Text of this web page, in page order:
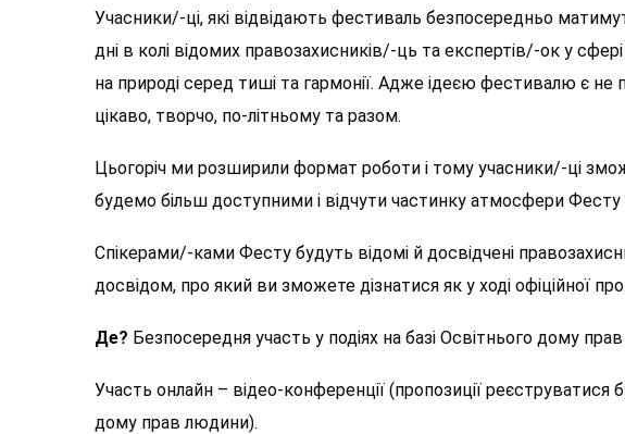
Учасники/-ці, які відвідають фестиваль безпосередньо
дні в колі відомих правозахисників/-ць та експертів/-ок у
на природі серед тиші та гармонії. Адже ідеєю фестивалю є
цікаво, творчо, по-літньому та разом.
Цьогоріч ми розширили формат роботи і тому учасники/-ці
будемо більш доступними і відчути частинку атмосфери
Спікерами/-ками Фесту будуть відомі й досвідчені
досвідом, про який ви зможете дізнатися як у ході офіційної
Де? Безпосередня участь у подіях на базі Освітнього дому
Участь онлайн – відео-конференції (пропозиції реєструватися
дому прав людини).